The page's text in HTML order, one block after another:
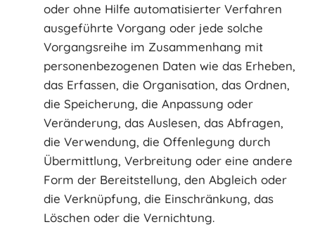
oder ohne Hilfe automatisierter Verfahren
ausgeführte Vorgang oder jede solche
Vorgangsreihe im Zusammenhang mit
personenbezogenen Daten wie das Erheben,
das Erfassen, die Organisation, das Ordnen,
die Speicherung, die Anpassung oder
Veränderung, das Auslesen, das Abfragen,
die Verwendung, die Offenlegung durch
Übermittlung, Verbreitung oder eine andere
Form der Bereitstellung, den Abgleich oder
die Verknüpfung, die Einschränkung, das
Löschen oder die Vernichtung.